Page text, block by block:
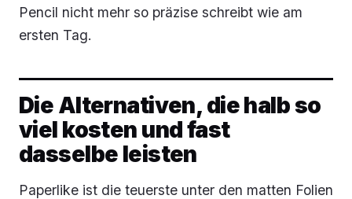
Pencil nicht mehr so präzise schreibt wie am
ersten Tag.
Die Alternativen, die halb so
viel kosten und fast
dasselbe leisten
Paperlike ist die teuerste unter den matten Folien